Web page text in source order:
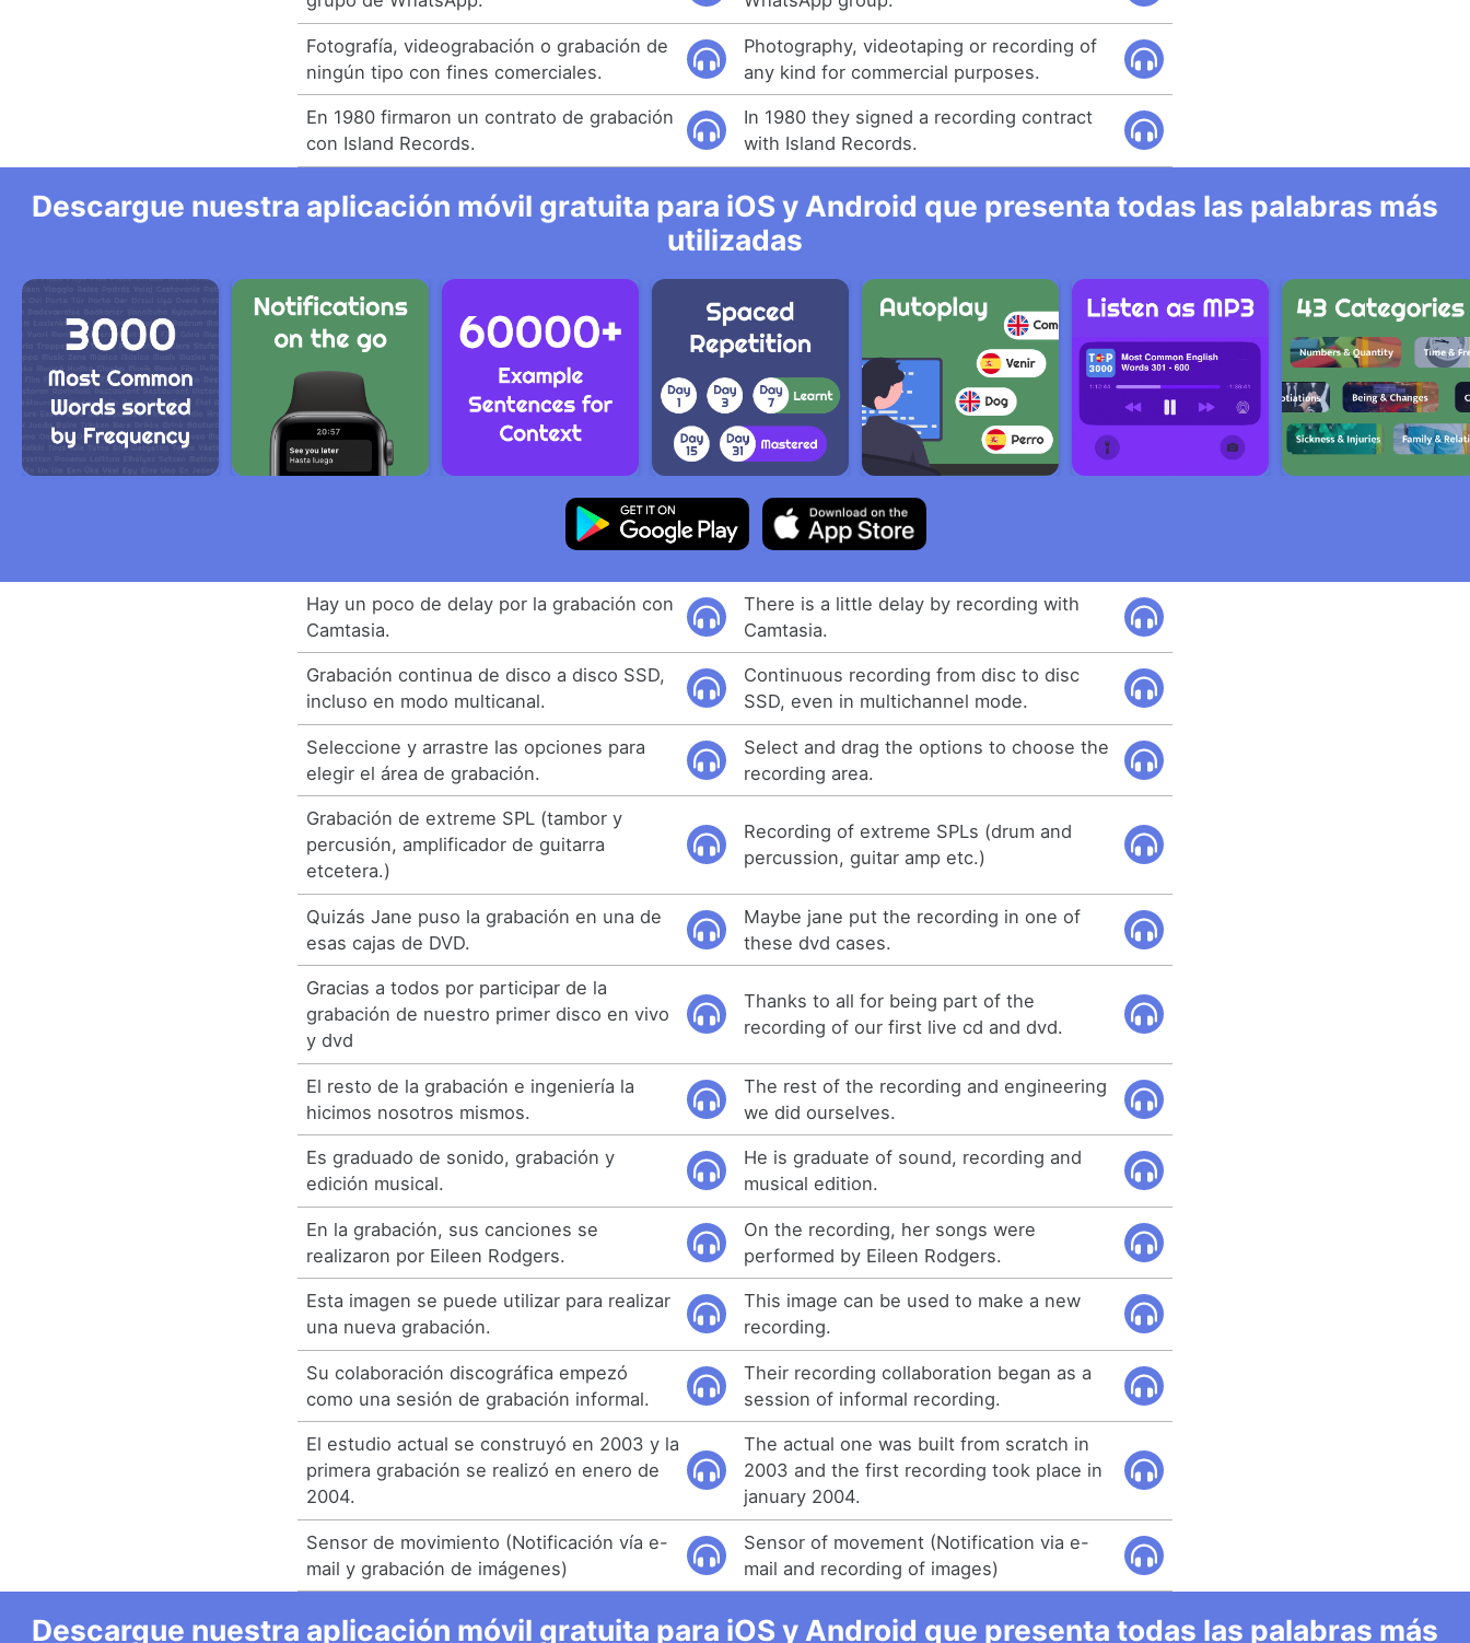
Fotografía, videograbación o grabación de
ningún tipo con fines comerciales.
Photography, videotaping or recording of
any kind for commercial purposes.
En 1980 firmaron un contrato de grabación
con Island Records.
In 1980 they signed a recording contract
with Island Records.
Descargue nuestra aplicación móvil gratuita para iOS y Android que presenta todas las palabras más
utilizadas
Hay un poco de delay por la grabación con
Camtasia.
There is a little delay by recording with
Camtasia.
Grabación continua de disco a disco SSD,
incluso en modo multicanal.
Continuous recording from disc to disc
SSD, even in multichannel mode.
Seleccione y arrastre las opciones para
elegir el área de grabación.
Select and drag the options to choose the
recording area.
Grabación de extreme SPL (tambor y
percusión, amplificador de guitarra
etcetera.)
Recording of extreme SPLs (drum and
percussion, guitar amp etc.)
Quizás Jane puso la grabación en una de
esas cajas de DVD.
Maybe jane put the recording in one of
these dvd cases.
Gracias a todos por participar de la
grabación de nuestro primer disco en vivo
y dvd
Thanks to all for being part of the
recording of our first live cd and dvd.
El resto de la grabación e ingeniería la
hicimos nosotros mismos.
The rest of the recording and engineering
we did ourselves.
Es graduado de sonido, grabación y
edición musical.
He is graduate of sound, recording and
musical edition.
En la grabación, sus canciones se
realizaron por Eileen Rodgers.
On the recording, her songs were
performed by Eileen Rodgers.
Esta imagen se puede utilizar para realizar
una nueva grabación.
This image can be used to make a new
recording.
Su colaboración discográfica empezó
como una sesión de grabación informal.
Their recording collaboration began as a
session of informal recording.
El estudio actual se construyó en 2003 y la
primera grabación se realizó en enero de
2004.
The actual one was built from scratch in
2003 and the first recording took place in
january 2004.
Sensor de movimiento (Notificación vía e-
mail y grabación de imágenes)
Sensor of movement (Notification via e-
mail and recording of images)
Descargue nuestra aplicación móvil gratuita para iOS y Android que presenta todas las palabras más